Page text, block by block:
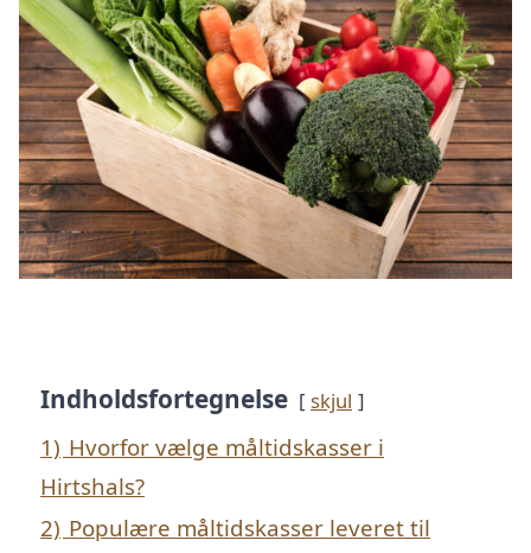
Indholdsfortegnelse skjul
1) Hvorfor vælge måltidskasser i
Hirtshals?
2) Populære måltidskasser leveret til